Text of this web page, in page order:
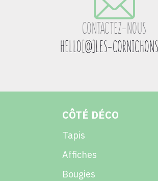
CONTACTEZ-NOUS
HELLO[@]LES-
CÔTÉ DÉCO
Tapis
Affiches
Bougies